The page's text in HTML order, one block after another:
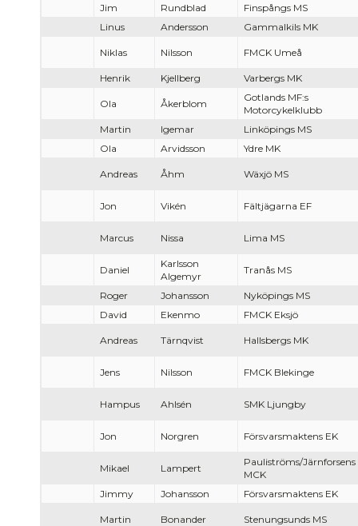
Jim
Rundblad
Finspångs MS
Linus
Andersson Gammalkils MK
Niklas Nilsson FMCK Umeå
Henrik Kjellberg Varbergs MK
Ola Åkerblom
Gotlands MF:s
Motorcykelklubb
Martin
Igemar
Linköpings MS
Ola
Arvidsson Ydre MK
Andreas Åhm Wäxjö MS
Jon Vikén Fältjägarna EF
Marcus Nissa Lima MS
Daniel
Karlsson
Algemyr
Tranås MS
Roger Johansson
Nyköpings MS
David
Ekenmo FMCK Eksjö
Andreas Tärnqvist Hallsbergs MK
Jens Nilsson FMCK Blekinge
Hampus Ahlsén SMK Ljungby
Jon Norgren Försvarsmaktens EK
Mikael Lampert
Pauliströms/Järnforsens
MCK
Jimmy
Johansson Försvarsmaktens EK
Martin Bonander Stenungsunds MS